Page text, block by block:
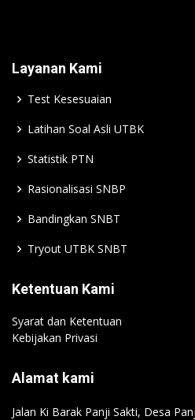
Layanan Kami
Test Kesesuaian
Latihan Soal Asli UTBK
Statistik PTN
Rasionalisasi SNBP
Bandingkan SNBT
Tryout UTBK SNBT
Ketentuan Kami
Syarat dan Ketentuan
Kebijakan Privasi
Alamat kami
Jalan Ki Barak Panji Sakti, Desa